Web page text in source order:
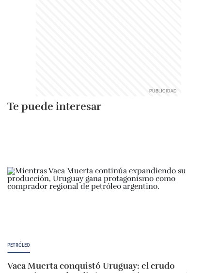
Te puede interesar
PETRÓLEO
Vaca Muerta conquistó Uruguay: el crudo